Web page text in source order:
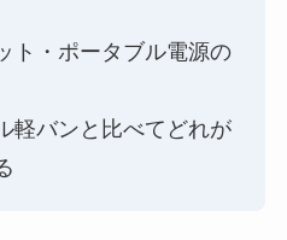
ト・ポータブル電源の
軽バンと比べてどれが